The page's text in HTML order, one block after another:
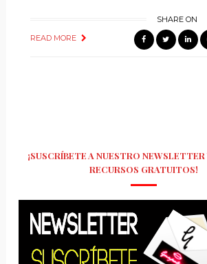
READ MORE
SHARE ON
¡SUSCRÍBETE A NUESTRO NEWSLETTER
RECURSOS GRATUITOS!